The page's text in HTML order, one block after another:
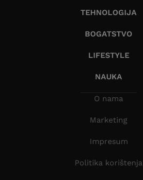
TEHNOLOGIJA
BOGATSTVO
LIFESTYLE
NAUKA
O nama
Marketing
Impresum
Politika korištenja